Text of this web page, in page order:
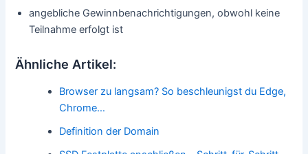
angebliche Gewinnbenachrichtigungen, obwohl keine
Teilnahme erfolgt ist
Ähnliche Artikel:
Browser zu langsam? So beschleunigst du Edge,
Chrome…
Definition der Domain